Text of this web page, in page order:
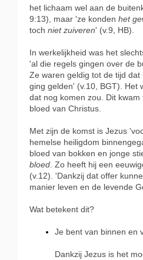
het lichaam wel aan de
9:13), maar 'ze konden het
toch niet zuiveren' (v.9, HB).
In werkelijkheid was het
'al die regels gingen over de
Ze waren geldig tot de tijd
ging gelden' (v.10, BGT). Het
dat nog komen zou. Dit
bloed van Christus.
Met zijn de komst is Jezus
hemelse heiligdom
bloed van bokken en jonge
bloed. Zo heeft hij een
(v.12). 'Dankzij dat offer
manier leven en de levende
Wat betekent dit?
Je bent van binnen en
Dankzij Jezus is het